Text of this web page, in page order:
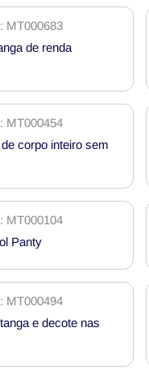
MT000683
de renda
MT000454
corpo inteiro sem
MT000104
Panty
MT000494
e decote nas